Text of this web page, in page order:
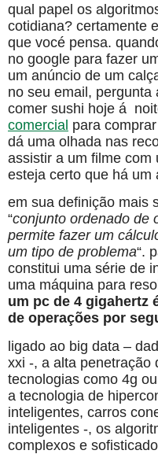
qual papel os
cotidiana? certamente
que vocé pensa.
no google para fazer
um anúncio de um
no seu email,
comer sushi hoje á
comercial para
dá uma olhada nas
assistir a um filme com
esteja certo que há um
em sua definição mais
“conjunto ordenado de
permite fazer um
um tipo de problema“.
constitui uma série de
uma máquina para
um pc de 4 gigahertz
de operações por
ligado ao big data –
xxi -, a alta penetração
tecnologias como 4g
a tecnologia de
inteligentes, carros
inteligentes -, os
complexos e